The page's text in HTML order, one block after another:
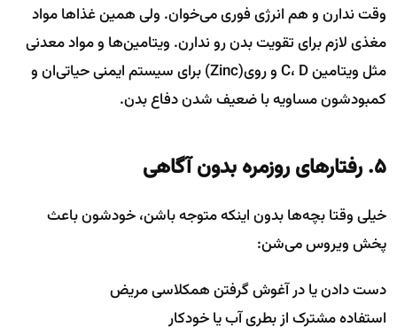
وقت ندارن و هم انرژی فوری می‌خوان. ولی همین غذاها مواد
مغذی لازم برای تقویت بدن رو ندارن. ویتامین‌ها و مواد معدنی
مثل ویتامین C، D و روی(Zinc) برای سیستم ایمنی حیاتی‌ان و
کمبودشون مساویه با ضعیف شدن دفاع بدن.
۵. رفتارهای روزمره بدون آگاهی
خیلی وقتا بچه‌ها بدون اینکه متوجه باشن، خودشون باعث
پخش ویروس می‌شن:
دست دادن یا در آغوش گرفتن همکلاسی مریض
استفاده مشترک از بطری آب یا خودکار